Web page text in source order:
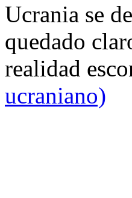
Ucrania se
quedado
realidad
ucraniano)